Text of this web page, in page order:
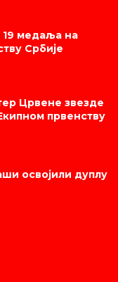
19 медаља на
Србије
Црвене звезде
првенству
освојили дуплу